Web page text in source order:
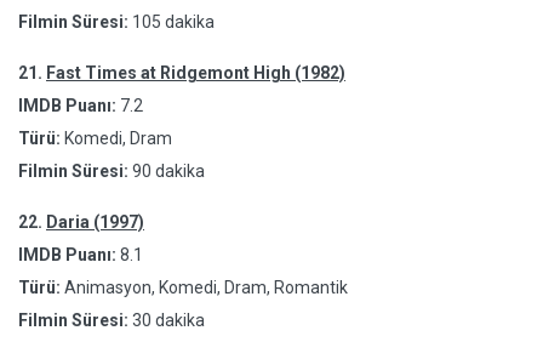
Filmin Süresi: 105 dakika
21. Fast Times at Ridgemont High (1982)
IMDB Puanı: 7.2
Türü: Komedi, Dram
Filmin Süresi: 90 dakika
22. Daria (1997)
IMDB Puanı: 8.1
Türü: Animasyon, Komedi, Dram, Romantik
Filmin Süresi: 30 dakika